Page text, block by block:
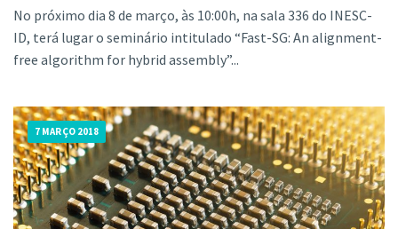
No próximo dia 8 de março, às 10:00h, na sala 336 do INESC-
ID, terá lugar o seminário intitulado “Fast-SG: An alignment-
free algorithm for hybrid assembly”...
7 MARÇO 2018